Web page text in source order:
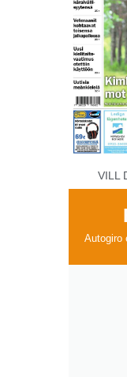
VILL
Autogiro